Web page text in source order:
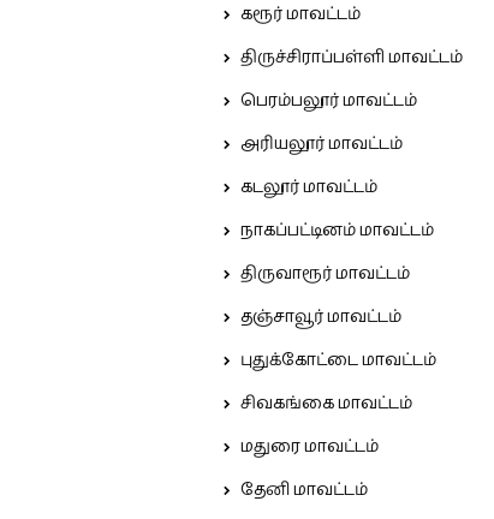
கரூர் மாவட்டம்
திருச்சிராப்பள்ளி மாவட்டம்
பெரம்பலூர் மாவட்டம்
அரியலூர் மாவட்டம்
கடலூர் மாவட்டம்
நாகப்பட்டினம் மாவட்டம்
திருவாரூர் மாவட்டம்
தஞ்சாவூர் மாவட்டம்
புதுக்கோட்டை மாவட்டம்
சிவகங்கை மாவட்டம்
மதுரை மாவட்டம்
தேனி மாவட்டம்